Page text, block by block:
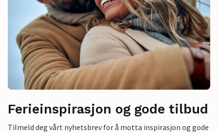
Ferieinspirasjon og gode tilbud
Tilmeld deg vårt nyhetsbrev for å motta inspirasjon og gode